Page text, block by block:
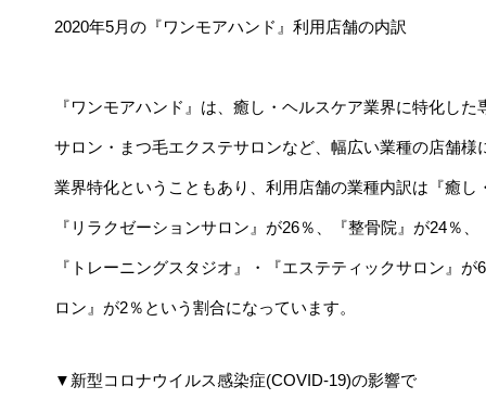
2020年5月の『ワンモアハンド』利用店舗の内訳
『ワンモアハンド』は、癒し・ヘルスケア業界に特化し
サロン・まつ毛エクステサロンなど、幅広い業種の店舗様
業界特化ということもあり、利用店舗の業種内訳は『癒
『リラクゼーションサロン』が26％、『整骨院』が24％
『トレーニングスタジオ』・『エステティックサロン』
ロン』が2％という割合になっています。
▼新型コロナウイルス感染症(COVID-19)の影響で